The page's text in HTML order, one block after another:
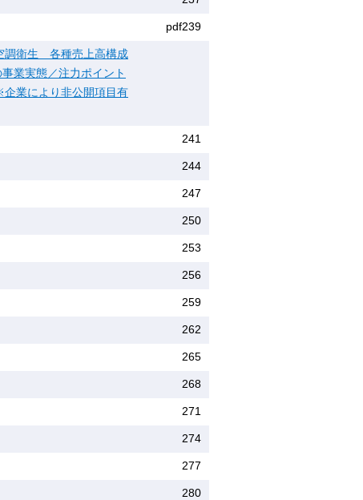
pdf239
調衛生 各種売上高構成
業実態／注力ポイント
業により非公開項目有
241
244
247
250
253
256
259
262
265
268
271
274
277
280